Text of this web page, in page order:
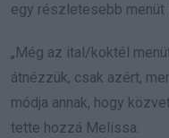
egy részletesebb menüt
„Még az ital/koktél
átnézzük, csak azért,
módja annak, hogy
tette hozzá Melissa.